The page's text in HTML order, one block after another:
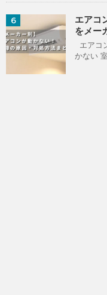
6
エアコ
をメー
エアコ
かない